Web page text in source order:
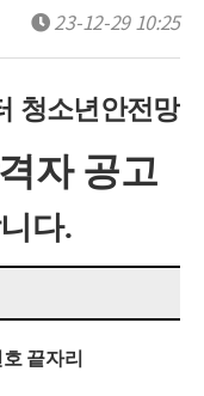
23-12-29 10:25
청소년안전망
자 공고
다.
끝자리